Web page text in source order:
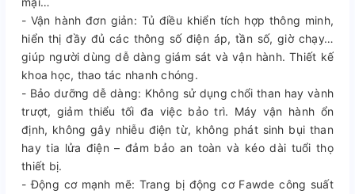
- Vận hành đơn giản: Tủ điều khiển tích hợp thông minh,
hiển thị đầy đủ các thông số điện áp, tần số, giờ chạy…
giúp người dùng dễ dàng giám sát và vận hành. Thiết kế
khoa học, thao tác nhanh chóng.
- Bảo dưỡng dễ dàng: Không sử dụng chổi than hay vành
trượt, giảm thiểu tối đa việc bảo trì. Máy vận hành ổn
định, không gây nhiễu điện từ, không phát sinh bụi than
hay tia lửa điện – đảm bảo an toàn và kéo dài tuổi thọ
thiết bị.
- Động cơ mạnh mẽ: Trang bị động cơ Fawde công suất